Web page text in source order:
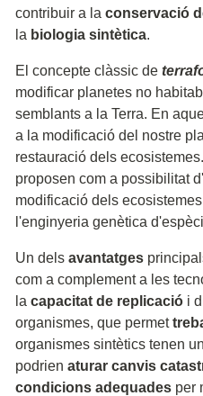
contribuir a la conservació
la biologia sintètica.
El concepte clàssic de
modificar planetes no
semblants a la Terra. En
a la modificació del nostre
restauració dels
proposen com a possibilitat
modificació dels
l'enginyeria genètica
Un dels avantatges
com a complement a les
la capacitat de replicació i
organismes, que permet
organismes sintètics tenen
podrien aturar canvis
condicions adequades per